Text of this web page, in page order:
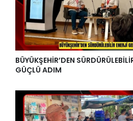
BÜYÜKŞEHİR’DEN
GÜÇLÜ ADIM